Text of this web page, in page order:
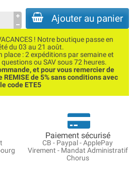
Ajouter au panier
! Notre boutique passe en
du 03 au 21 août.
place : 2 expéditions par semaine et
ou SAV sous 72 heures.
et pour vous remercier de
de 5% sans conditions avec
le code ETE5
Paiement sécurisé
CB - Paypal - ApplePay
Virement - Mandat Administratif
Chorus